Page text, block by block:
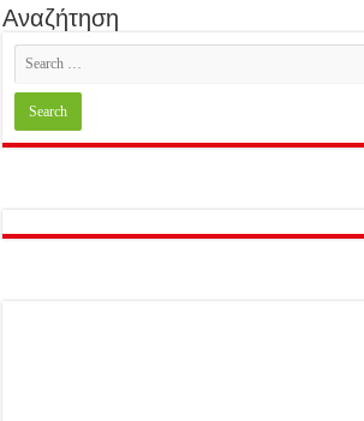
Αναζήτηση